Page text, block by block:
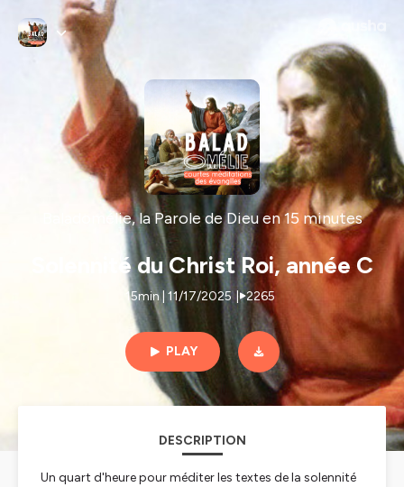
Baladomélie, la Parole de Dieu en 15 minutes
Solennité du Christ Roi, année C
15min | 11/17/2025 | 2265
PLAY
DESCRIPTION
Un quart d'heure pour méditer les textes de la solennité